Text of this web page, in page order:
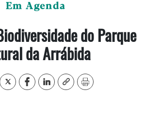
Em Agenda
do Parque
da Arrábida